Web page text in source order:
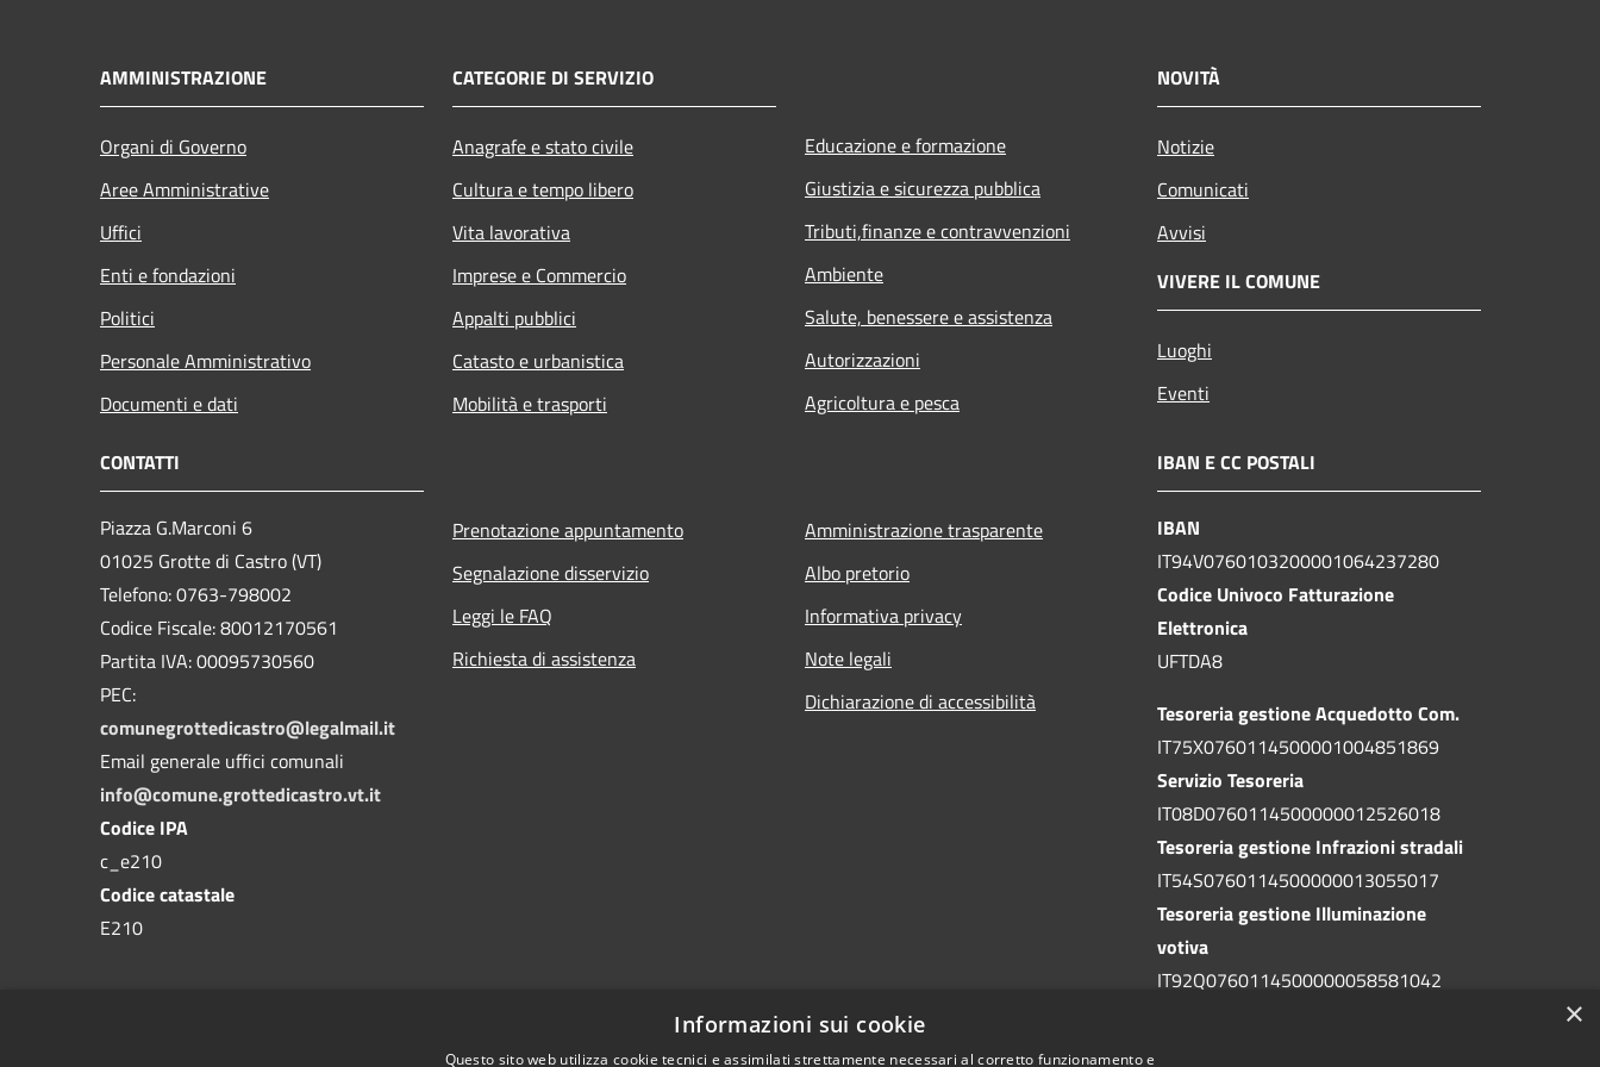
AMMINISTRAZIONE
Organi di Governo
Aree Amministrative
Uffici
Enti e fondazioni
Politici
Personale Amministrativo
Documenti e dati
CATEGORIE DI SERVIZIO
Anagrafe e stato civile
Cultura e tempo libero
Vita lavorativa
Imprese e Commercio
Appalti pubblici
Catasto e urbanistica
Mobilità e trasporti
Educazione e formazione
Giustizia e sicurezza pubblica
Tributi,finanze e contravvenzioni
Ambiente
Salute, benessere e assistenza
Autorizzazioni
Agricoltura e pesca
NOVITÀ
Notizie
Comunicati
Avvisi
VIVERE IL COMUNE
Luoghi
Eventi
CONTATTI
Piazza G.Marconi 6
01025 Grotte di Castro (VT)
Telefono: 0763-798002
Codice Fiscale: 80012170561
Partita IVA: 00095730560
PEC:
comunegrottedicastro@legalmail.it
Email generale uffici comunali
info@comune.grottedicastro.vt.it
Codice IPA
c_e210
Codice catastale
E210
Prenotazione appuntamento
Segnalazione disservizio
Leggi le FAQ
Richiesta di assistenza
Amministrazione trasparente
Albo pretorio
Informativa privacy
Note legali
Dichiarazione di accessibilità
IBAN E CC POSTALI
IBAN
IT94V0760103200001064237280
Codice Univoco Fatturazione
Elettronica
UFTDA8
Tesoreria gestione Acquedotto Com.
IT75X0760114500001004851869
Servizio Tesoreria
IT08D0760114500000012526018
Tesoreria gestione Infrazioni stradali
IT54S0760114500000013055017
Tesoreria gestione Illuminazione
votiva
IT92Q0760114500000058581042
×
Informazioni sui cookie
Questo sito web utilizza cookie tecnici e assimilati strettamente necessari al corretto funzionamento e